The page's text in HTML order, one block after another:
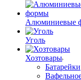
Алюминиевые
Уголь
Хозтовары
Батарейки